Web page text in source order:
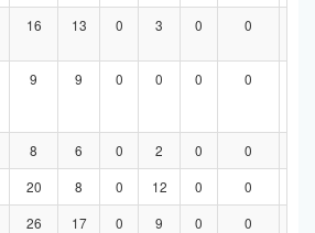
16 13 0 3 0 0
9 9 0 0 0 0
8 6 0 2 0 0
20 8 0 12 0 0
26 17 0 9 0 0